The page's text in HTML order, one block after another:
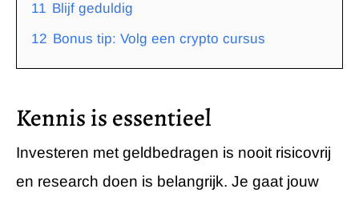
11 Blijf geduldig
12 Bonus tip: Volg een crypto cursus
Kennis is essentieel
Investeren met geldbedragen is nooit risicovrij
en research doen is belangrijk. Je gaat jouw